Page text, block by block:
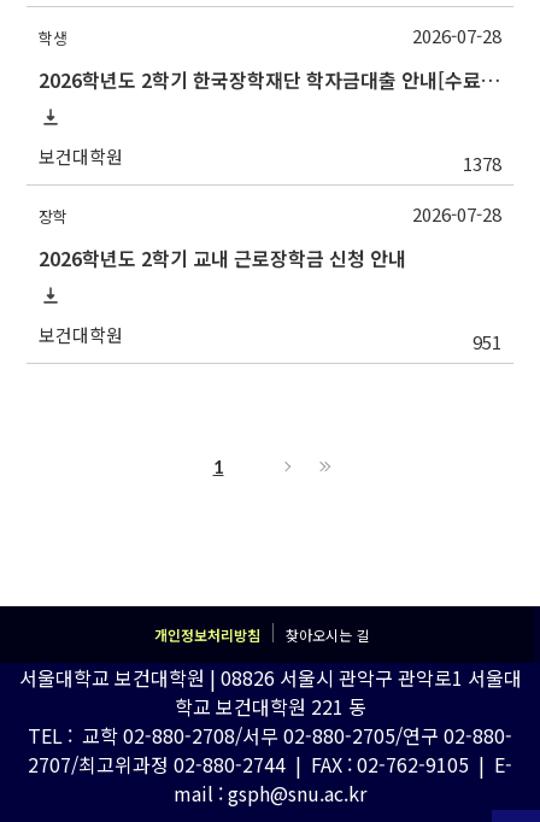
학생
2026학년도 2학기 한국장학재단 학자금대출 안내[수료생(연구생)]
보건대학원 1378
2026-07-28
장학
2026학년도 2학기 교내 근로장학금 신청 안내
보건대학원 951
2026-07-28
1
개인정보처리방침 찾아오시는 길
서울대학교 보건대학원 | 08826 서울시 관악구 관악로1 서울대
학교 보건대학원 221 동
TEL : 교학 02-880-2708/서무 02-880-2705/연구 02-880-
2707/최고위과정 02-880-2744 | FAX : 02-762-9105 | E-
mail : gsph@snu.ac.kr